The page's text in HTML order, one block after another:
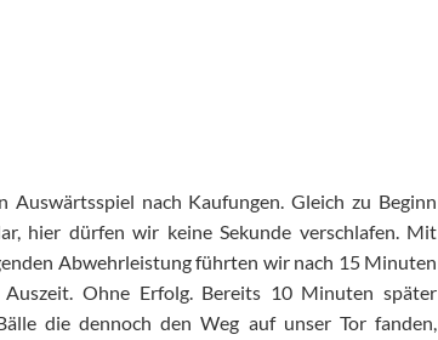
nach Kaufungen. Gleich zu Beginn
hier dürfen wir keine Sekunde verschlafen. Mit
Abwehrleistung führten wir nach 15 Minuten
Ohne Erfolg. Bereits 10 Minuten später
die dennoch den Weg auf unser Tor fanden,